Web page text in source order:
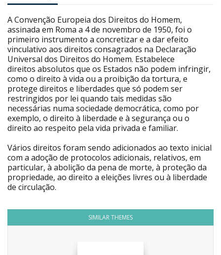
A Convenção Europeia dos Direitos do Homem,
assinada em Roma a 4 de novembro de 1950, foi o
primeiro instrumento a concretizar e a dar efeito
vinculativo aos direitos consagrados na Declaração
Universal dos Direitos do Homem. Estabelece
direitos absolutos que os Estados não podem infringir,
como o direito à vida ou a proibição da tortura, e
protege direitos e liberdades que só podem ser
restringidos por lei quando tais medidas são
necessárias numa sociedade democrática, como por
exemplo, o direito à liberdade e à segurança ou o
direito ao respeito pela vida privada e familiar.
Vários direitos foram sendo adicionados ao texto inicial
com a adoção de protocolos adicionais, relativos, em
particular, à abolição da pena de morte, à proteção da
propriedade, ao direito a eleições livres ou à liberdade
de circulação.
SIMILAR THEMES